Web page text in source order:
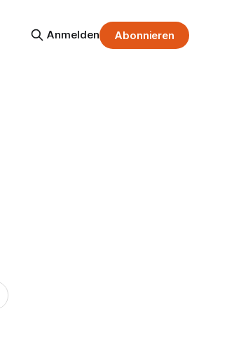
Anmelden Abonnieren